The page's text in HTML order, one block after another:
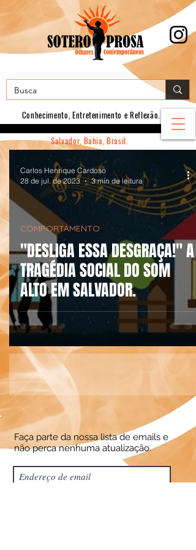
Conhecimento, Entretenimento e Reflexão.
Salvador, Bahia, Brasil.
"DESLIGA ESSA DESGRAÇA!" A
TRAGÉDIA SOCIAL DO SOM
ALTO EM SALVADOR.
COMPORTAMENTO
Carlos Henrique Cardoso
28 de jul. de 2023
3 min de leitura
Faça parte da nossa lista de emails e
não perca nenhuma atualização.